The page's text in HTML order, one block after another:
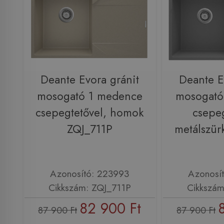
Deante Evora gránit
mosogató 1 medence
csepegtetővel, homok
ZQJ_711P
Azonosító: 223993
Cikkszám: ZQJ_711P
87 900 Ft 82 900 Ft
Deante
87 900 Ft